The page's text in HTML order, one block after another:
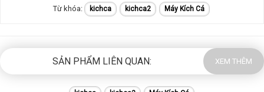
kichca kichca2 Máy Kích Cá
SẢN PHẨM LIÊN QUAN: XEM THÊM